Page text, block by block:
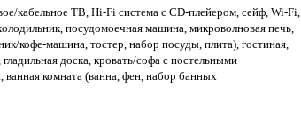
кабельное ТВ, Hi-Fi система с CD-плейером, сейф, Wi-Fi,
посудомоечная машина, микроволновая печь,
кофе-машина, тостер, набор посуды, плита), гостиная,
доска, кровать/софа с постельными
ванная комната (ванна, фен, набор банных